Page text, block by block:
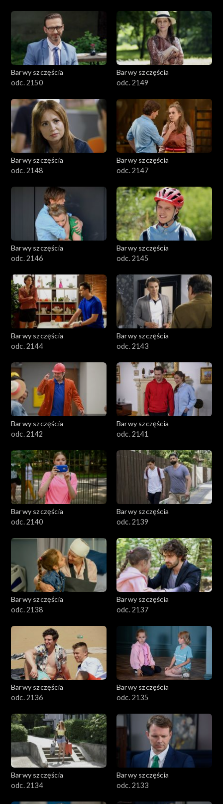
Barwy szczęścia
odc. 2150
Barwy szczęścia
odc. 2149
Barwy szczęścia
odc. 2148
Barwy szczęścia
odc. 2147
Barwy szczęścia
odc. 2146
Barwy szczęścia
odc. 2145
Barwy szczęścia
odc. 2144
Barwy szczęścia
odc. 2143
Barwy szczęścia
odc. 2142
Barwy szczęścia
odc. 2141
Barwy szczęścia
odc. 2140
Barwy szczęścia
odc. 2139
Barwy szczęścia
odc. 2138
Barwy szczęścia
odc. 2137
Barwy szczęścia
odc. 2136
Barwy szczęścia
odc. 2135
Barwy szczęścia
odc. 2134
Barwy szczęścia
odc. 2133